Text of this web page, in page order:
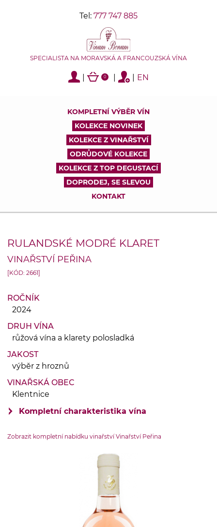
Tel: 777 747 885
SPECIALISTA NA MORAVSKÁ A FRANCOUZSKÁ VÍNA
0 EN
KOMPLETNÍ VÝBĚR VÍN
KOLEKCE NOVINEK
KOLEKCE Z VINAŘSTVÍ
ODRŮDOVÉ KOLEKCE
KOLEKCE Z TOP DEGUSTACÍ
DOPRODEJ, SE SLEVOU
KONTAKT
RULANDSKÉ MODRÉ KLARET
VINAŘSTVÍ PEŘINA
[KÓD: 2661]
ROČNÍK
2024
DRUH VÍNA
růžová vína a klarety polosladká
JAKOST
výběr z hroznů
VINAŘSKÁ OBEC
Klentnice
Kompletní charakteristika vína
Nad svatým Leonardem
Zobrazit kompletní nabídku vinařství Vinařství Peřina